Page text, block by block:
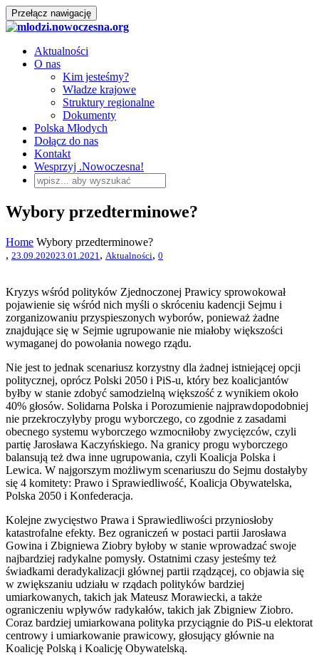
Przełącz nawigację
Aktualności
O nas
Kim jesteśmy?
Władze krajowe
Struktury regionalne
Dokumenty
Polska Młodych
Dołącz do nas
Kontakt
Wesprzyj .Nowoczesna!
Wybory przedterminowe?
Home Wybory przedterminowe?
, 23.09.202023.01.2021 , Aktualności, 0
Kryzys wśród polityków Zjednoczonej Prawicy sprowokował
pojawienie się wśród nich myśli o skróceniu kadencji Sejmu i
zorganizowaniu przyspieszonych wyborów, ponieważ żadne
znajdujące się w Sejmie ugrupowanie nie miałoby większości
wymaganej do powołania nowego rządu.
Nie jest to jednak scenariusz korzystny dla żadnej istniejącej opcji
politycznej, oprócz Polski 2050 i PiS-u, który bez koalicjantów
byłby w stanie zdobyć samodzielną większość z wynikiem około
40% głosów. Solidarna Polska i Porozumienie najprawdopodobniej
nie przekroczyłyby progu wyborczego, co zgodnie z zasadami
obecnego systemu wyborczego wzmocniłoby zwycięzców, czyli
partię Jarosława Kaczyńskiego. Na granicy progu wyborczego
balansują też dwa inne ugrupowania, czyli Koalicja Polska i
Lewica. W najgorszym możliwym scenariuszu do Sejmu dostałyby
się 4 komitety: Prawo i Sprawiedliwość, Koalicja Obywatelska,
Polska 2050 i Konfederacja.
Kolejne zwycięstwo Prawa i Sprawiedliwości przyniosłoby
katastrofalne efekty. Bez ograniczeń w postaci partii Jarosława
Gowina i Zbigniewa Ziobry byłoby w stanie wprowadzać swoje
najbardziej radykalne pomysły. Ostatnimi czasy jesteśmy też
świadkami deradykalizacji głównej partii rządzącej, co objawia się
w zwiększaniu udziału w rządach polityków bardziej
umiarkowanych, takich jak Mateusz Morawiecki, a także
ograniczeniu wpływów radykałów, takich jak Zbigniew Ziobro.
Coraz bardziej umiarkowana polityka przyciągnie do PiS-u elektorat
centrowy i umiarkowanie prawicowy, głosujący głównie na
Koalicję Polską i Koalicję Obywatelską.